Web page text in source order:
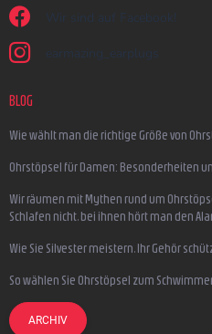
Wir sind auf Facebook!
earmazing_earplugs
BLOG
Wie wählt man die richtige Größe von
Ohrstöpsel für Damen: Besonderheiten
Wir räumen mit Mythen rund um
Schlafen nicht, bei ihnen hört man den
Wie Sie Silvester meistern, Ihr Gehör
So wählen Sie Ohrstöpsel zum
ARCHIV